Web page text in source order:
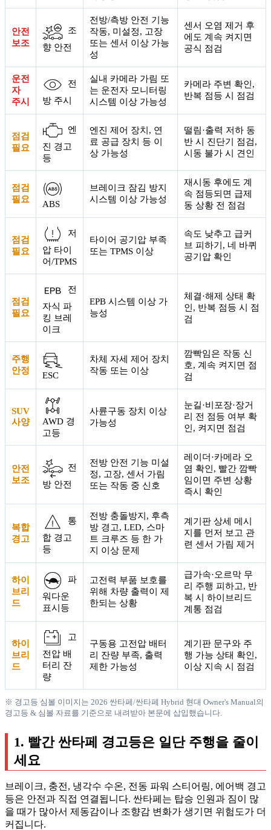
안전
보조
조
향 안전
전방/측방 안전 기능
작동, 미설정, 고장
또는 센서 이상 가능
성
센서 오염 제거 후
에도 계속 켜지면
공식 점검
운전
자
주시
전
방 주시
실내 카메라 가림 또
는 운전자 모니터링
시스템 이상 가능성
카메라 주변 확인,
반복 점등 시 점검
점검
필요
엔
진 경고
등
엔진 제어 장치, 연
료 공급 장치 등 이
상 가능성
떨림·출력 저하 동
반 시 진단기 점검,
시동 불가 시 견인
점검
필요
ABS
브레이크 잠김 방지
시스템 이상 가능성
재시동 후에도 계
속 점등되면 급제
동 상황 전 점검
점검
필요
저
압 타이
어/TPMS
타이어 공기압 부족
또는 TPMS 이상
속도 낮추고 급커
브 피하기, 네 바퀴
공기압 확인
점검
필요
전
자식 파
킹 브레
이크
EPB 시스템 이상 가
능성
체결·해제 상태 확
인, 반복 점등 시 점
검
주행
안정
ESC
차체 자세 제어 장치
작동 또는 이상
깜빡임은 작동 신
호, 계속 켜지면 점
검
SUV
사양
AWD 경
고등
사륜구동 장치 이상
가능성
눈길·비포장·장거
리 전 점등 여부 확
인, 켜지면 점검
안전
보조
전
방 안전
전방 안전 기능 미설
정, 고장, 센서 가림
또는 작동 중 신호
레이더·카메라 오
염 확인, 빨간 깜빡
임이면 주변 상황
즉시 확인
복합
경고
통
합 경고
등
전방 충돌방지, 후측
방 경고, LED, 스마
트 크루즈 등 한 가
지 이상 문제
계기판 상세 메시
지를 먼저 보고 관
련 센서 가림 제거
하이
브리
드
파
워다운
표시등
고전력 부품 보호를
위해 차량 출력이 제
한되는 상황
급가속·오르막 무
리 주행 피하고, 반
복 시 하이브리드
계통 점검
하이
브리
드
고
전압 배
터리 잔
량
구동용 고전압 배터
리 잔량 부족, 출력
제한 가능성
계기판 문구와 주
행 가능 상태 확인,
이상 지속 시 점검
※ 경고등 심볼 이미지는 2026 싼타페/싼타페 Hybrid 현대 Owner's Manual의
경고등 & 심볼 자료를 기준으로 내려받아 본문에 삽입했습니다.
1. 빨간 싼타페 경고등은 일단 주행을 줄이
세요
브레이크, 충전, 냉각수 수온, 전동 파워 스티어링, 에어백 경고
등은 안전과 직접 연결됩니다. 싼타페는 탑승 인원과 짐이 많
을 때가 많아서 제동감이나 조향감 변화가 생기면 위험도가 더
커집니다.